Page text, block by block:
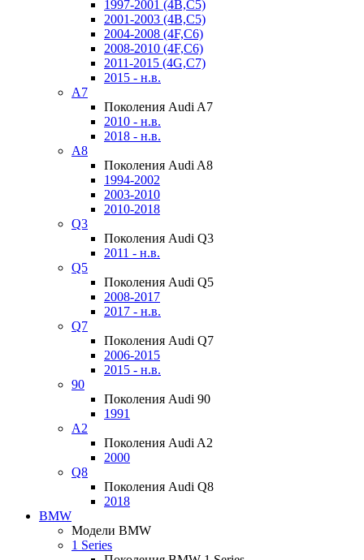
1997-2001 (4B,C5)
2001-2003 (4B,C5)
2004-2008 (4F,C6)
2008-2010 (4F,C6)
2011-2015 (4G,C7)
2015 - н.в.
A7
Поколения Audi A7
2010 - н.в.
2018 - н.в.
A8
Поколения Audi A8
1994-2002
2003-2010
2010-2018
Q3
Поколения Audi Q3
2011 - н.в.
Q5
Поколения Audi Q5
2008-2017
2017 - н.в.
Q7
Поколения Audi Q7
2006-2015
2015 - н.в.
90
Поколения Audi 90
1991
A2
Поколения Audi A2
2000
Q8
Поколения Audi Q8
2018
BMW
Модели BMW
1 Series